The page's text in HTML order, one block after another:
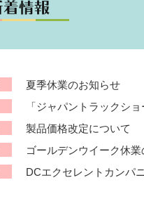
夏季休業のお知らせ
「ジャパントラックシ
製品価格改定について
ゴールデンウイーク休
DCエクセレントカンパ